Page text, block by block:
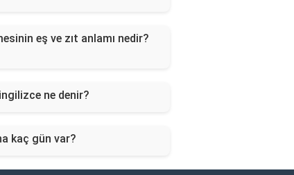
eş ve zıt anlamı nedir?
ingilizce ne denir?
kaç gün var?